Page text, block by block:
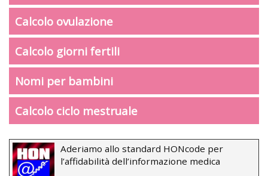
Calcolo ovulazione
Calcolo giorni fertili
Nomi per bambini
Calcolo ciclo mestruale
Aderiamo allo standard HONcode per
l’affidabilità dell’informazione medica